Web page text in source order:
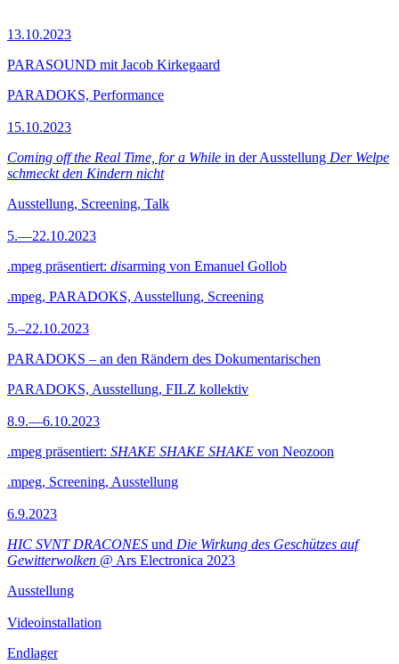
13.10.2023
PARASOUND mit Jacob Kirkegaard
PARADOKS, Performance
15.10.2023
Coming off the Real Time, for a While in der Ausstellung Der Welpe
schmeckt den Kindern nicht
Ausstellung, Screening, Talk
5.—22.10.2023
.mpeg präsentiert: disarming von Emanuel Gollob
.mpeg, PARADOKS, Ausstellung, Screening
5.–22.10.2023
PARADOKS – an den Rändern des Dokumentarischen
PARADOKS, Ausstellung, FILZ kollektiv
8.9.—6.10.2023
.mpeg präsentiert: SHAKE SHAKE SHAKE von Neozoon
.mpeg, Screening, Ausstellung
6.9.2023
HIC SVNT DRACONES und Die Wirkung des Geschützes auf
Gewitterwolken @ Ars Electronica 2023
Ausstellung
Videoinstallation
Endlager